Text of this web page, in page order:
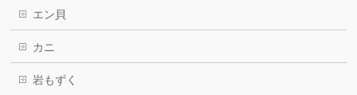
エン貝
カニ
岩もずく